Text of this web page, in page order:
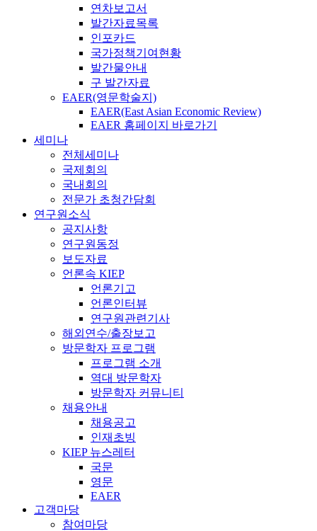
연차보고서
발간자료목록
인포카드
국가정책기여현황
발간물안내
구 발간자료
EAER(영문학술지)
EAER(East Asian Economic Review)
EAER 홈페이지 바로가기
세미나
전체세미나
국제회의
국내회의
전문가 초청간담회
연구원소식
공지사항
연구원동정
보도자료
언론속 KIEP
언론기고
언론인터뷰
연구원관련기사
해외연수/출장보고
방문학자 프로그램
프로그램 소개
역대 방문학자
방문학자 커뮤니티
채용안내
채용공고
인재초빙
KIEP 뉴스레터
국문
영문
EAER
고객마당
참여마당